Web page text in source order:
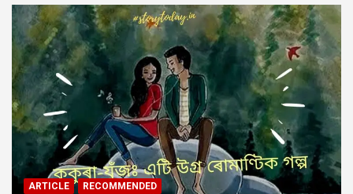
ARTICLE RECOMMENDED